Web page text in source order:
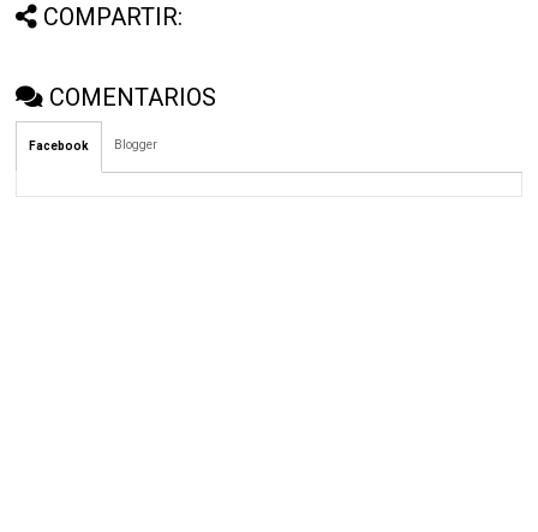
COMPARTIR:
COMENTARIOS
Facebook Blogger